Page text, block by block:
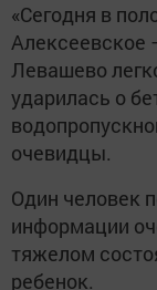
«Сегодня в
Алексеевское
Левашево
ударилась о
очевидцы.
Один человек
информации
тяжелом
ребенок.